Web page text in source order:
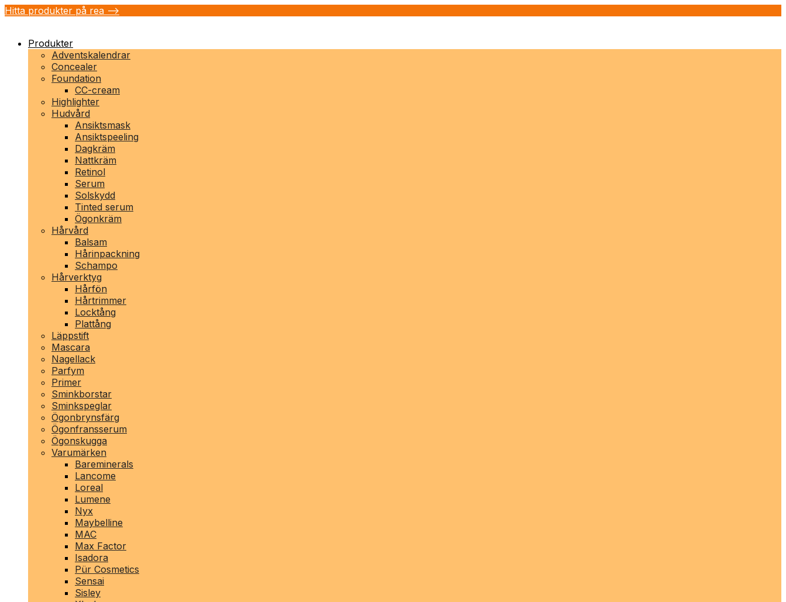
Hitta produkter på rea -->
Produkter
Adventskalendrar
Concealer
Foundation
CC-cream
Highlighter
Hudvård
Ansiktsmask
Ansiktspeeling
Dagkräm
Nattkräm
Retinol
Serum
Solskydd
Tinted serum
Ögonkräm
Hårvård
Balsam
Hårinpackning
Schampo
Hårverktyg
Hårfön
Hårtrimmer
Locktång
Plattång
Läppstift
Mascara
Nagellack
Parfym
Primer
Sminkborstar
Sminkspeglar
Ögonbrynsfärg
Ögonfransserum
Ögonskugga
Varumärken
Bareminerals
Lancome
Loreal
Lumene
Nyx
Maybelline
MAC
Max Factor
Isadora
Pür Cosmetics
Sensai
Sisley